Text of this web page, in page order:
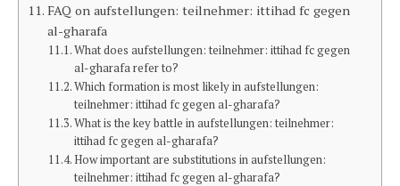
FAQ on aufstellungen: teilnehmer: ittihad fc gegen
al-gharafa
What does aufstellungen: teilnehmer: ittihad fc gegen
al-gharafa refer to?
Which formation is most likely in aufstellungen:
teilnehmer: ittihad fc gegen al-gharafa?
What is the key battle in aufstellungen: teilnehmer:
ittihad fc gegen al-gharafa?
How important are substitutions in aufstellungen:
teilnehmer: ittihad fc gegen al-gharafa?